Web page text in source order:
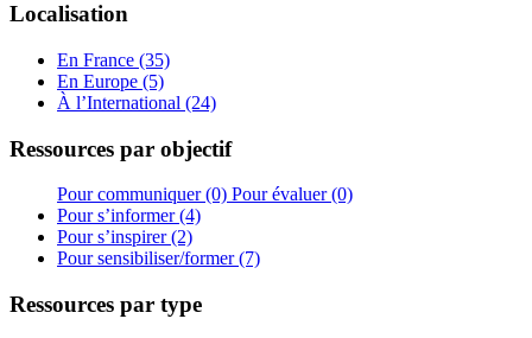
Localisation
En France (35)
En Europe (5)
À l’International (24)
Ressources par objectif
Pour communiquer (0) Pour évaluer (0)
Pour s’informer (4)
Pour s’inspirer (2)
Pour sensibiliser/former (7)
Ressources par type